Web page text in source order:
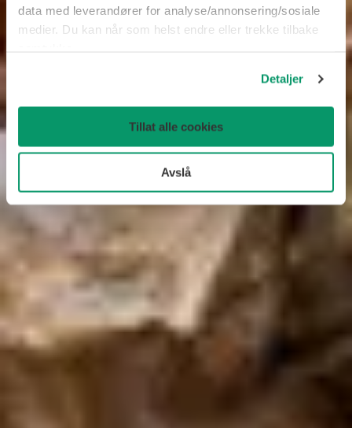
data med leverandører for analyse/annonsering/sosiale
medier. Du kan når som helst endre eller trekke tilbake
Detaljer
Tillat alle cookies
Avslå